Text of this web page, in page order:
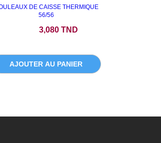
DE CAISSE THERMIQUE
56/56
3,080 TND
AJOUTER AU PANIER